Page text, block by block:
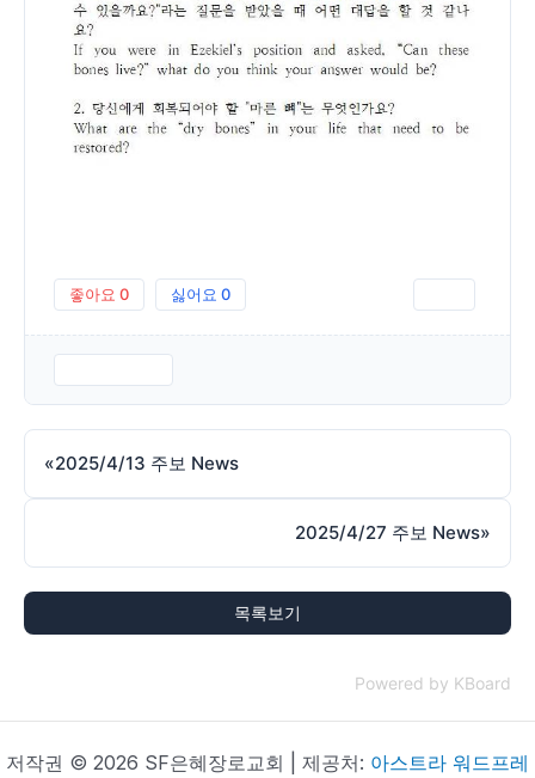
좋아요 0 싫어요 0
«2025/4/13 주보 News
2025/4/27 주보 News»
목록보기
Powered by KBoard
저작권 © 2026 SF은혜장로교회 | 제공처: 아스트라 워드프레